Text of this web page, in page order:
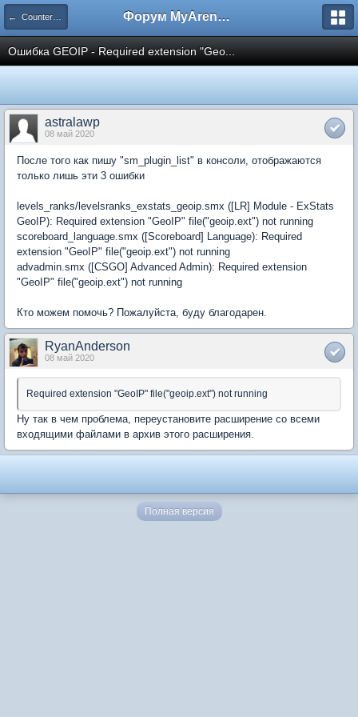
← Counter-Strike: Global Offensive Форум MyArena.ru
Ошибка GEOIP - Required extension "Geo...
astralawp
08 май 2020
После того как пишу "sm_plugin_list" в консоли, отображаются
только лишь эти 3 ошибки
levels_ranks/levelsranks_exstats_geoip.smx ([LR] Module - ExStats
GeoIP): Required extension "GeoIP" file("geoip.ext") not running
scoreboard_language.smx ([Scoreboard] Language): Required
extension "GeoIP" file("geoip.ext") not running
advadmin.smx ([CSGO] Advanced Admin): Required extension
"GeoIP" file("geoip.ext") not running
Кто можем помочь? Пожалуйста, буду благодарен.
RyanAnderson
08 май 2020
Required extension "GeoIP" file("geoip.ext") not running
Ну так в чем проблема, переустановите расширение со всеми
входящими файлами в архив этого расширения.
Полная версия